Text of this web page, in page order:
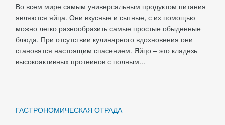
Во всем мире самым универсальным продуктом питания
являются яйца. Они вкусные и сытные, с их помощью
можно легко разнообразить самые простые обыденные
блюда. При отсутствии кулинарного вдохновения они
становятся настоящим спасением. Яйцо – это кладезь
высокоактивных протеинов с полным...
ГАСТРОНОМИЧЕСКАЯ ОТРАДА